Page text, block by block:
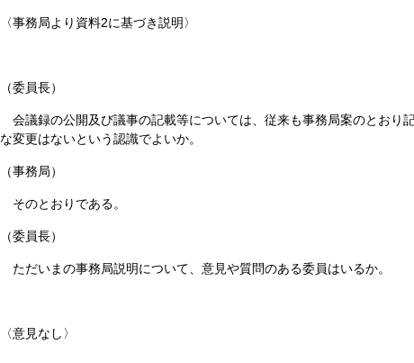
〈事務局より資料2に基づき説明〉
（委員長）
会議録の公開及び議事の記載等については、従来も事務局案のとおり
な変更はないという認識でよいか。
（事務局）
そのとおりである。
（委員長）
ただいまの事務局説明について、意見や質問のある委員はいるか。
〈意見なし〉